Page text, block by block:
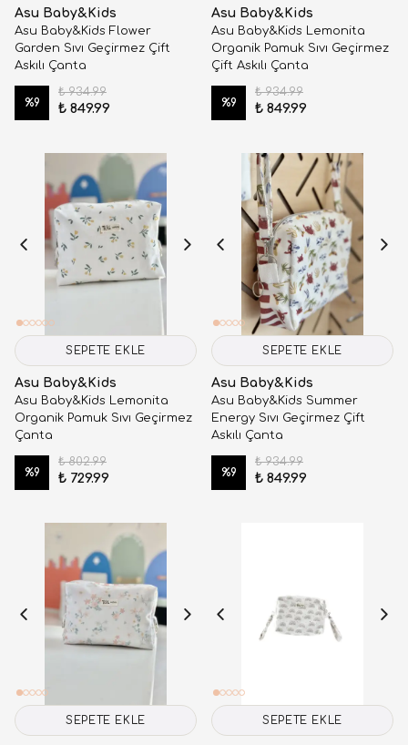
Asu Baby&Kids
Asu Baby&Kids Flower
Garden Sıvı Geçirmez Çift
Askılı Çanta
%9
₺ 934.99
₺ 849.99
Asu Baby&Kids
Asu Baby&Kids Lemonita
Organik Pamuk Sıvı Geçirmez
Çift Askılı Çanta
%9
₺ 934.99
₺ 849.99
SEPETE EKLE
Asu Baby&Kids
Asu Baby&Kids Lemonita
Organik Pamuk Sıvı Geçirmez
Çanta
%9
₺ 802.99
₺ 729.99
SEPETE EKLE
Asu Baby&Kids
Asu Baby&Kids Summer
Energy Sıvı Geçirmez Çift
Askılı Çanta
%9
₺ 934.99
₺ 849.99
SEPETE EKLE SEPETE EKLE